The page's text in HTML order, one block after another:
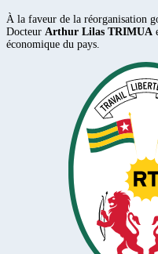
À la faveur de la réorganisation
Docteur Arthur Lilas TRIMUA
économique du pays.